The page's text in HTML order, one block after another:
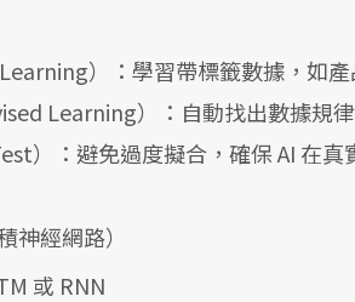
）：學習帶標籤數據，如產
Learning）：自動找出數據規
）：避免過度擬合，確保 AI 在真
神經網路）
或 RNN